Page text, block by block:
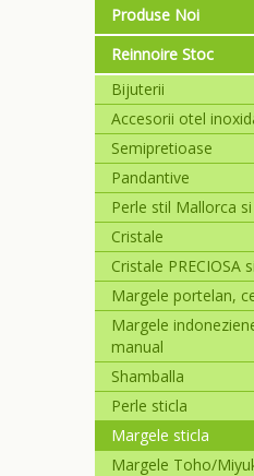
Produse Noi
Reinnoire Stoc
Bijuterii
Accesorii otel
Semipretioase
Pandantive
Perle stil Mallorca
Cristale
Cristale PRECIOSA
Margele portelan,
Margele
manual
Shamballa
Perle sticla
Margele sticla
Margele Toho/